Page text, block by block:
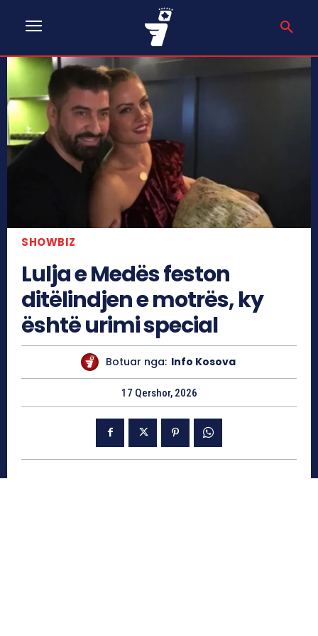
SHOWBIZ
Lulja e Medës feston
ditëlindjen e motrës, ky
është urimi special
Botuar nga: Info Kosova
17 Qershor, 2026